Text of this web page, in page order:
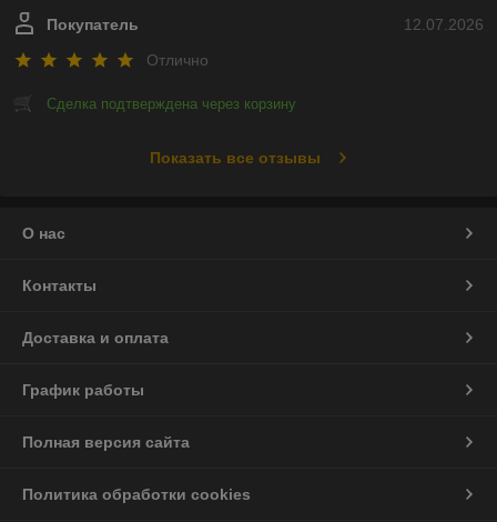
12.07.2026
Покупатель
Отлично
Сделка подтверждена через корзину
Показать все отзывы
О нас
Контакты
Доставка и оплата
График работы
Полная версия сайта
Политика обработки cookies